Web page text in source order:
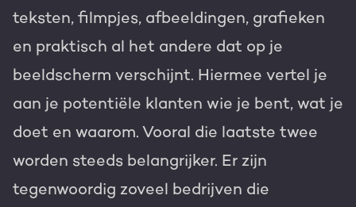
teksten, filmpjes, afbeeldingen, grafieken
en praktisch al het andere dat op je
beeldscherm verschijnt. Hiermee vertel je
aan je potentiële klanten wie je bent, wat je
doet en waarom. Vooral die laatste twee
worden steeds belangrijker. Er zijn
tegenwoordig zoveel bedrijven die